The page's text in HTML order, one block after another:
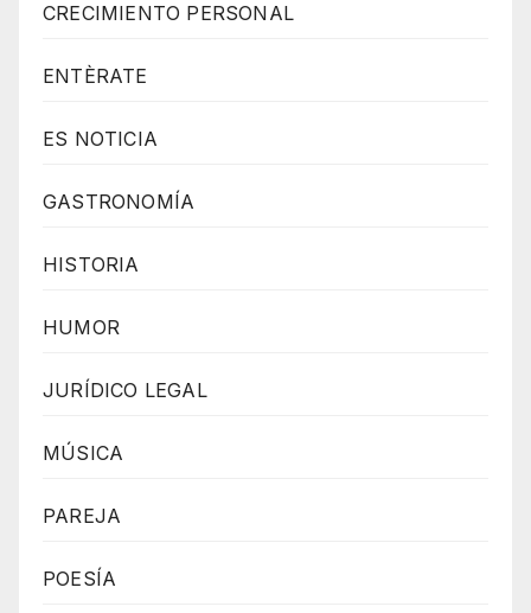
CRECIMIENTO PERSONAL
ENTÈRATE
ES NOTICIA
GASTRONOMÍA
HISTORIA
HUMOR
JURÍDICO LEGAL
MÚSICA
PAREJA
POESÍA